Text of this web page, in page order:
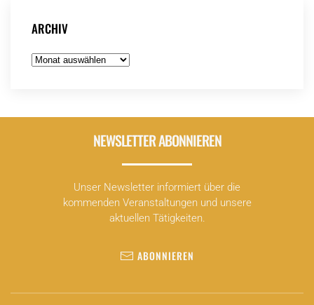
ARCHIV
Archiv
NEWSLETTER ABONNIEREN
Unser Newsletter informiert über die
kommenden Veranstaltungen und unsere
aktuellen Tätigkeiten.
ABONNIEREN